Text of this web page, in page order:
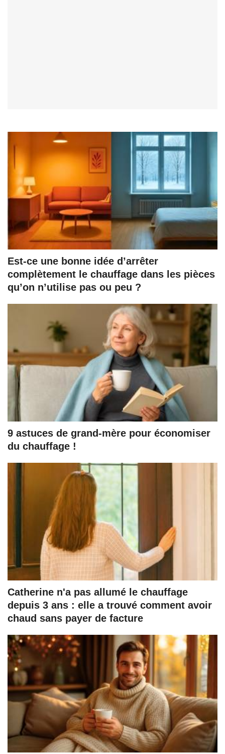
Est-ce une bonne idée d’arrêter
complètement le chauffage dans les pièces
qu’on n’utilise pas ou peu ?
9 astuces de grand-mère pour économiser
du chauffage !
Catherine n'a pas allumé le chauffage
depuis 3 ans : elle a trouvé comment avoir
chaud sans payer de facture